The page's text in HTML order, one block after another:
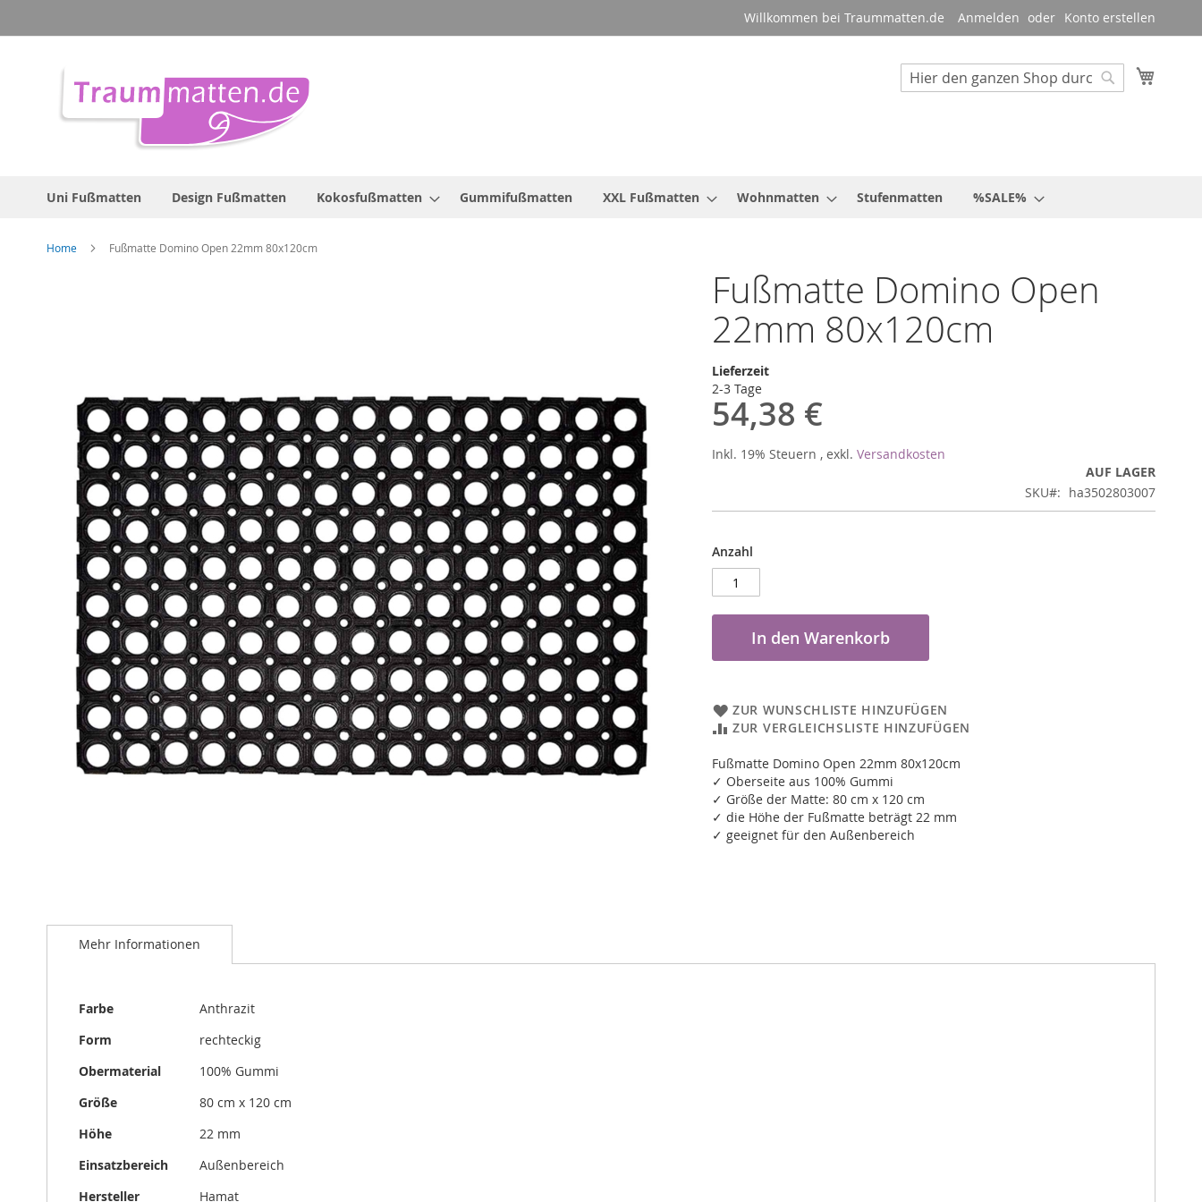
zum
Willkommen bei Traummatten.de Anmelden Konto erstellen
Suche
Uni Fußmatten Design Fußmatten Kokosfußmatten Gummifußmatten XXL Fußmatten Wohnmatten Stufenmatten %SALE%
Home Fußmatte Domino Open 22mm 80x120cm
Fußmatte Domino Open
22mm 80x120cm
Lieferzeit
2-3 Tage
54,38 €
Inkl. 19% Steuern , exkl. Versandkosten
AUF LAGER
SKU
ha3502803007
Anzahl
In den Warenkorb
ZUR WUNSCHLISTE HINZUFÜGEN
ZUR VERGLEICHSLISTE HINZUFÜGEN
Fußmatte Domino Open 22mm 80x120cm
✓ Oberseite aus 100% Gummi
✓ Größe der Matte: 80 cm x 120 cm
✓ die Höhe der Fußmatte beträgt 22 mm
✓ geeignet für den Außenbereich
Anfang
Mehr Informationen
Mehr
Farbe
Anthrazit
Form
rechteckig
Obermaterial
100% Gummi
Größe
80 cm x 120 cm
Höhe
22 mm
Einsatzbereich
Außenbereich
Hersteller
Hamat